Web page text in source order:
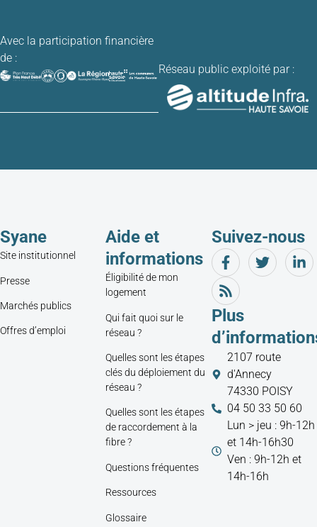
Avec la participation financière
de :
Réseau public exploité par :
Syane
Site institutionnel
Presse
Marchés publics
Offres d’emploi
Aide et
informations
Éligibilité de mon
logement
Qui fait quoi sur le
réseau ?
Quelles sont les étapes
clés du déploiement du
réseau ?
Quelles sont les étapes
de raccordement à la
fibre ?
Questions fréquentes
Ressources
Glossaire
Suivez-nous
Plus
2107 route
d'Annecy
74330 POISY
04 50 33 50 60
Lun > jeu : 9h-12h
et 14h-16h30
Ven : 9h-12h et
14h-16h